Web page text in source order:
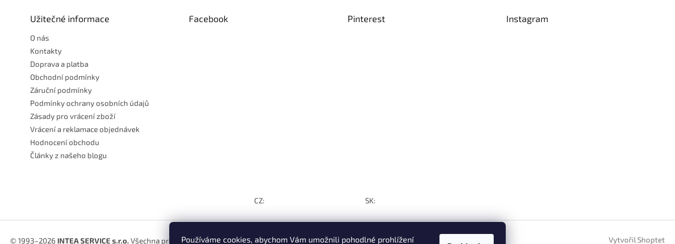
Používáme cookies, abychom Vám umožnili pohodlné prohlížení
Užitečné informace
O nás
Kontakty
Doprava a platba
Obchodní podmínky
Záruční podmínky
Podmínky ochrany osobních údajů
Zásady pro vrácení zboží
Vrácení a reklamace objednávek
Hodnocení obchodu
Články z našeho blogu
Facebook Pinterest Instagram
CZ: SK:
Vytvořil Shoptet
© 1993–2026 INTEA SERVICE s.r.o. Všechna práva vyhrazena.